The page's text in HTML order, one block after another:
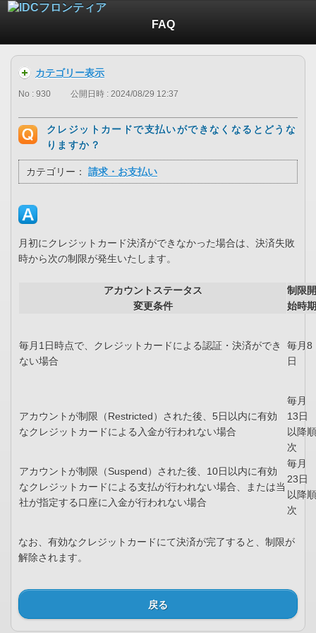
FAQ
カテゴリー表示
No : 930 公開日時 : 2024/08/29 12:37
クレジットカードで支払いができなくなるとどうな
りますか？
カテゴリー： 請求・お支払い
月初にクレジットカード決済ができなかった場合は、決済失敗
時から次の制限が発生いたします。
アカウントステータス
変更条件
制限開
始時期
毎月1日時点で、クレジットカードによる認証・決済ができ
ない場合
毎月8
日
アカウントが制限（Restricted）された後、5日以内に有効
なクレジットカードによる入金が行われない場合
毎月
13日
以降順
次
アカウントが制限（Suspend）された後、10日以内に有効
なクレジットカードによる支払が行われない場合、または当
社が指定する口座に入金が行われない場合
毎月
23日
以降順
次
なお、有効なクレジットカードにて決済が完了すると、制限が
解除されます。
戻る